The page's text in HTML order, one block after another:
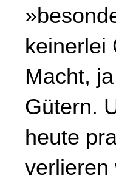
keinerlei
Macht,
Gütern.
heute
verlieren